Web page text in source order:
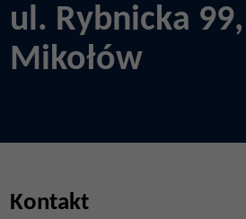
ul. Rybnicka
Mikołów
Kontakt